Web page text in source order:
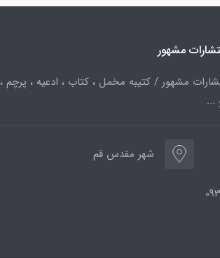
مشهور
مشهور / کتیبه مخمل ، کتاب ، ادعیه ، پرچم ،
...
شهر مقدس قم